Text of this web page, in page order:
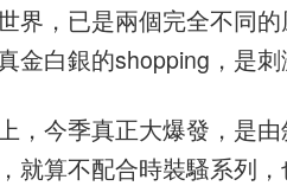
界，已是兩個完全不同
金白銀的shopping，是
，今季真正大爆發，是
就算不配合時裝騷系列